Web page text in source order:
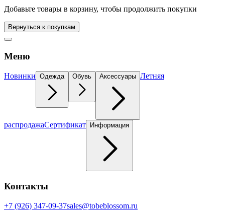
Добавьте товары в корзину, чтобы продолжить покупки
Вернуться к покупкам
Меню
Новинки Одежда Обувь Аксессуары Летняя
распродажаСертификат Информация
Контакты
+7 (926) 347-09-37sales@tobeblossom.ru